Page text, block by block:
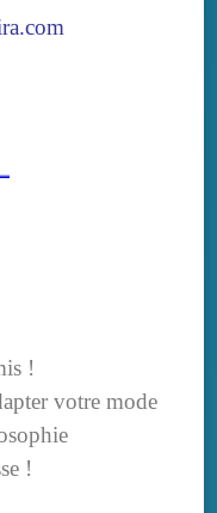
!
votre mode
!